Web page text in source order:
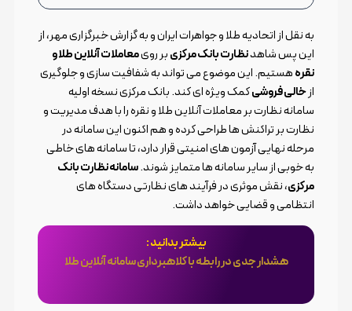
به نقل از اتحادیه طلا و جواهرات ایران و به گزارش خبرگزاری مهر، از
این پس شاهدنظارت بانک مرکزیبر رویمعاملات آنلاین طلا و
نقرههستیم. این موضوع می تواند به شفافیت سازی و جلوگیری
ازخالی فروشیکمک ویژه ای کند. بانک مرکزی نسخه اولیه
سامانه نظارت بر معاملات آنلاین طلا و نقره را با هدف مدیریت و
نظارت بر تراکنش ها طراحی کرده و هم اکنون این سامانه در
مرحله نهایی آزمون های امنیتی قرار دارد، تا سامانه های خاطی
به خوبی از سایر سامانه ها متمایز شوند.سامانه نظارت بانک
مرکزی، نقش موثری در فرآیند های نظارتی دستگاه های
انتظامی و قضایی خواهد داشت.
بیشتر بدانید :
هشدار جدی در رابطه با کلاهبرداری سامانه آنلاین طلا